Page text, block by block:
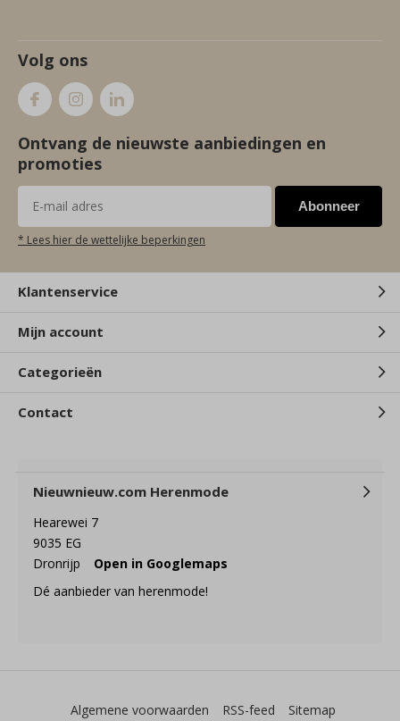
Volg ons
Ontvang de nieuwste aanbiedingen en
promoties
Abonneer
* Lees hier de wettelijke beperkingen
Klantenservice
Mijn account
Categorieën
Contact
Nieuwnieuw.com Herenmode
Hearewei 7
9035 EG
Dronrijp
Open in Googlemaps
Dé aanbieder van herenmode!
Algemene voorwaarden RSS-feed Sitemap